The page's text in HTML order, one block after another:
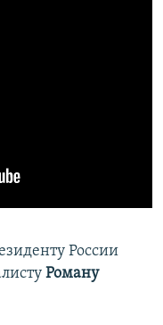
России
Роману